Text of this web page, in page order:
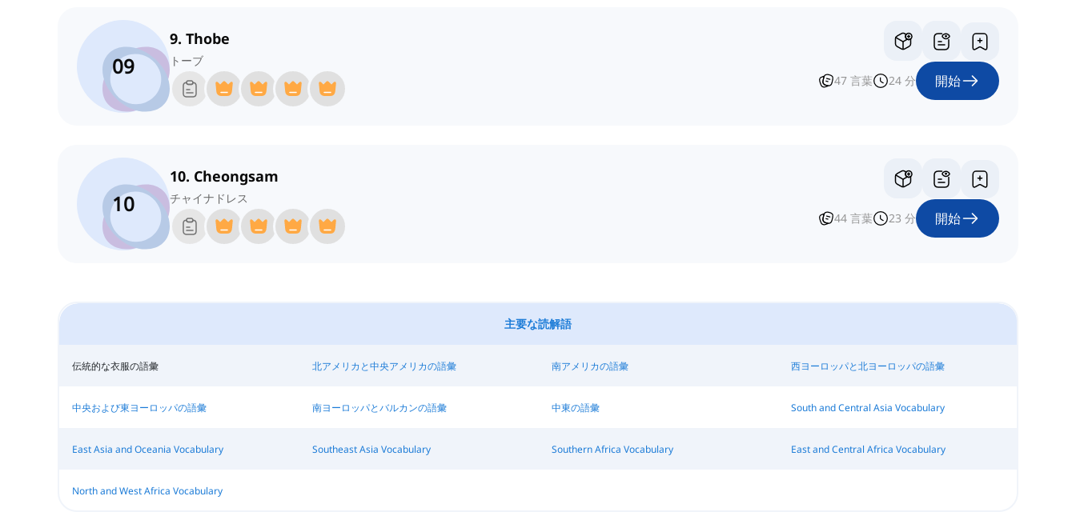
09
9. Thobe
トーブ
47 言葉 24 分 開始
10
10. Cheongsam
チャイナドレス
44 言葉 23 分 開始
主要な読解語
伝統的な衣服の語彙 北アメリカと中央アメリカの語彙 南アメリカの語彙 西ヨーロッパと北ヨーロッパの語彙
中央および東ヨーロッパの語彙 南ヨーロッパとバルカンの語彙 中東の語彙 South and Central Asia Vocabulary
East Asia and Oceania Vocabulary Southeast Asia Vocabulary Southern Africa Vocabulary East and Central Africa Vocabulary
North and West Africa Vocabulary